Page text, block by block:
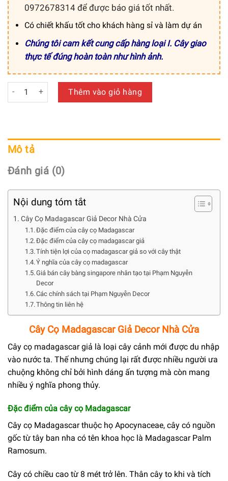
0972678314 để được báo giá tốt nhất.
Có chiết khấu tốt cho khách hàng sỉ và làm dự án
Chúng tôi cam kết cung cấp hàng loại I. Cây giao
thực tế đúng hoàn toàn như hình ảnh.
Cây Cọ Madagascar Giả - [95cm] số lượng
Thêm vào giỏ hàng
Mô tả
Đánh giá (0)
Nội dung tóm tắt
Cây Cọ Madagascar Giả Decor Nhà Cửa
Đặc điểm của cây cọ Madagascar
Đặc điểm của cây cọ madagascar giả
Tính tiện lợi của cọ madagascar giả so với cây thật
Ý nghĩa của cây cọ madagascar
Giá bán cây bàng singapore nhân tạo tại Phạm Nguyễn
Decor
Các chính sách tại Phạm Nguyễn Decor
Thông tin liên hệ
Cây Cọ Madagascar Giả Decor Nhà Cửa
Cây cọ madagascar giả là loại cây cảnh mới được du nhập
vào nước ta. Thế nhưng chúng lại rất được nhiều người ưa
chuộng không chỉ bởi hình dáng ấn tượng mà còn mang
nhiều ý nghĩa phong thủy.
Đặc điểm của cây cọ Madagascar
Cây cọ Madagascar thuộc họ Apocynaceae, cây có nguồn
gốc từ tây ban nha có tên khoa học là Madagascar Palm
Ramosum.
Cây có chiều cao từ 8 mét trở lên. Thân cây to khi và tích